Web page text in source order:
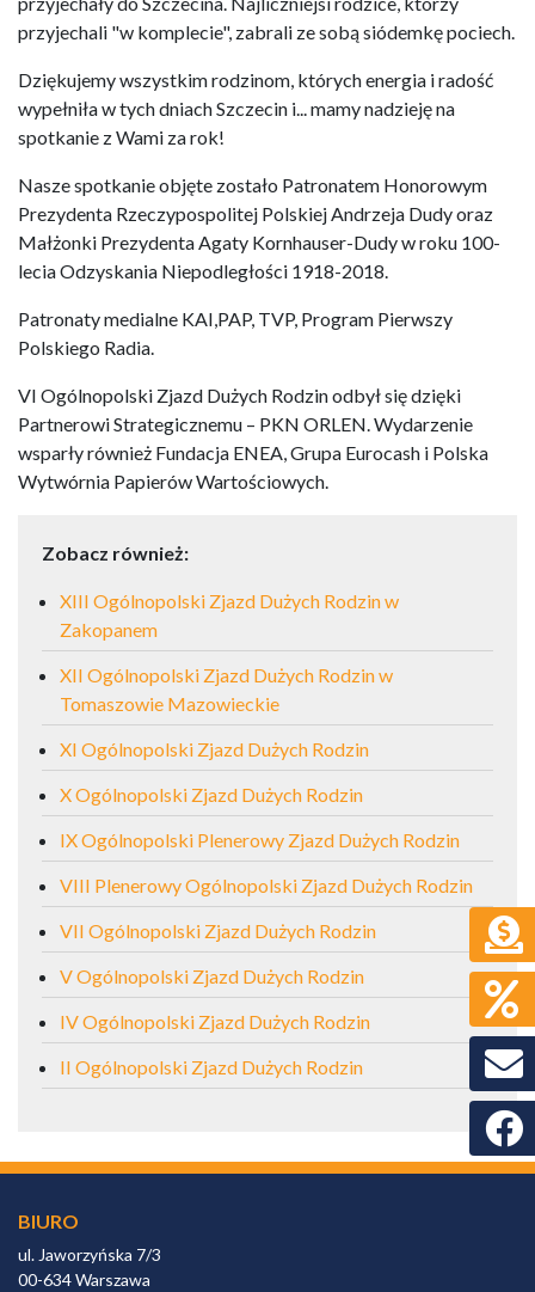
przyjechali "w komplecie", zabrali ze sobą siódemkę pociech.
Dziękujemy wszystkim rodzinom, których energia i radość
wypełniła w tych dniach Szczecin i... mamy nadzieję na
spotkanie z Wami za rok!
Nasze spotkanie objęte zostało Patronatem Honorowym
Prezydenta Rzeczypospolitej Polskiej Andrzeja Dudy oraz
Małżonki Prezydenta Agaty Kornhauser-Dudy w roku 100-
lecia Odzyskania Niepodległości 1918-2018.
Patronaty medialne KAI,PAP, TVP, Program Pierwszy
Polskiego Radia.
VI Ogólnopolski Zjazd Dużych Rodzin odbył się dzięki
Partnerowi Strategicznemu – PKN ORLEN. Wydarzenie
wsparły również Fundacja ENEA, Grupa Eurocash i Polska
Wytwórnia Papierów Wartościowych.
Zobacz również:
XIII Ogólnopolski Zjazd Dużych Rodzin w
Zakopanem
XII Ogólnopolski Zjazd Dużych Rodzin w
Tomaszowie Mazowieckie
XI Ogólnopolski Zjazd Dużych Rodzin
X Ogólnopolski Zjazd Dużych Rodzin
IX Ogólnopolski Plenerowy Zjazd Dużych Rodzin
VIII Plenerowy Ogólnopolski Zjazd Dużych Rodzin
VII Ogólnopolski Zjazd Dużych Rodzin
V Ogólnopolski Zjazd Dużych Rodzin
IV Ogólnopolski Zjazd Dużych Rodzin
II Ogólnopolski Zjazd Dużych Rodzin
BIURO
ul. Jaworzyńska 7/3
00-634 Warszawa